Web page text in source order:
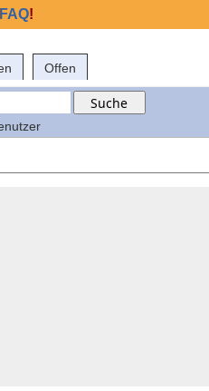
Offen
FAQ!